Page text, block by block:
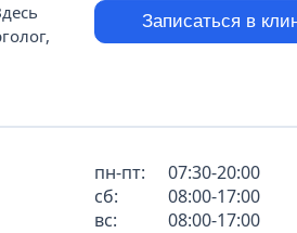
Записаться в
пн-пт:
07:30-20:00
сб:
08:00-17:00
вс:
08:00-17:00